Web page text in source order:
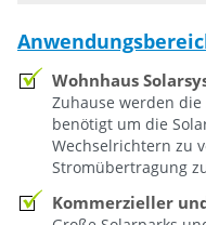
Wohnhaus
Zuhause werden
benötigt um die
Wechselrichtern zu
Stromübertragung
Kommerzieller